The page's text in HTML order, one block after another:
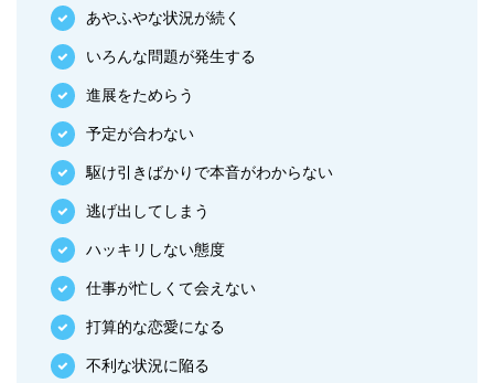
あやふやな状況が続く
いろんな問題が発生する
進展をためらう
予定が合わない
駆け引きばかりで本音がわからない
逃げ出してしまう
ハッキリしない態度
仕事が忙しくて会えない
打算的な恋愛になる
不利な状況に陥る